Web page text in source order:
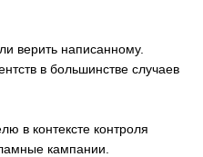
верить написанному.
в большинстве случаев
в контексте контроля
кампании.